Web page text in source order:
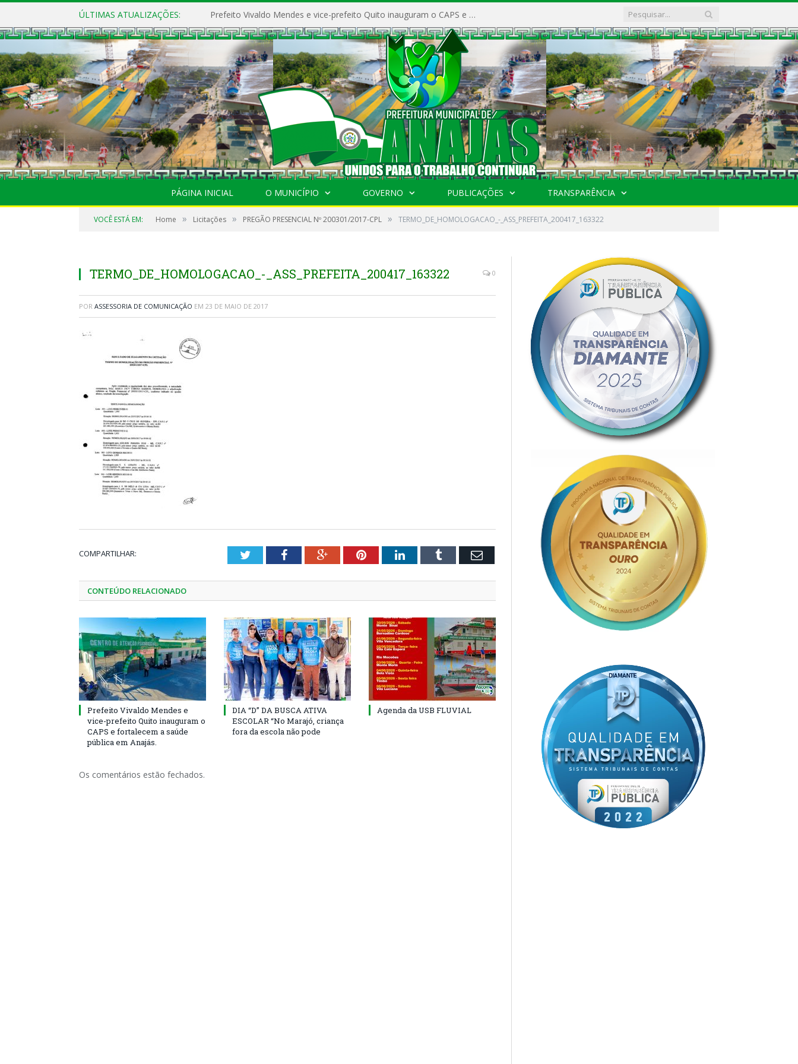
ÚLTIMAS ATUALIZAÇÕES: Prefeito Vivaldo Mendes e vice-prefeito Quito inauguram o CAPS e fortalecem a saúde pública em Anajás.
PÁGINA INICIAL O MUNICÍPIO GOVERNO PUBLICAÇÕES TRANSPARÊNCIA
VOCÊ ESTÁ EM: Home » Licitações » PREGÃO PRESENCIAL Nº 200301/2017-CPL » TERMO_DE_HOMOLOGACAO_-_ASS_PREFEITA_200417_163322
TERMO_DE_HOMOLOGACAO_-_ASS_PREFEITA_200417_163322 0
POR ASSESSORIA DE COMUNICAÇÃO EM 23 DE MAIO DE 2017
COMPARTILHAR: TwitterFacebookGoogle+PinterestLinkedInTumblr Email
CONTEÚDO RELACIONADO
Prefeito Vivaldo Mendes e
vice-prefeito Quito inauguram o
CAPS e fortalecem a saúde
pública em Anajás.
DIA “D” DA BUSCA ATIVA
ESCOLAR “No Marajó, criança
fora da escola não pode
Agenda da USB FLUVIAL
Os comentários estão fechados.